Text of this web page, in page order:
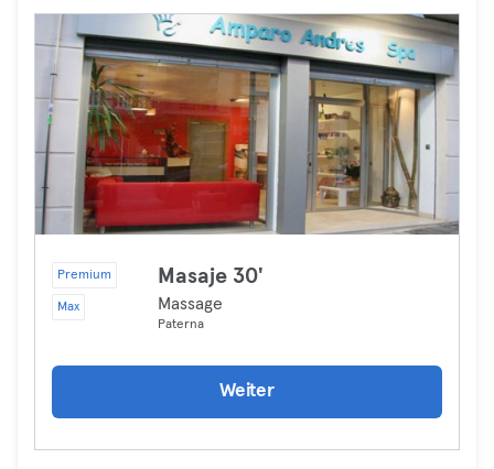
Premium
Max
Masaje 30'
Massage
Paterna
Weiter